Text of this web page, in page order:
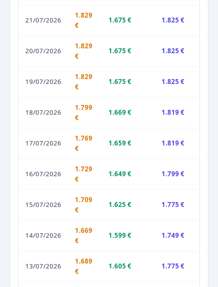
21/07/2026
1.829
€
1.675 € 1.825 €
20/07/2026
1.829
€
1.675 € 1.825 €
19/07/2026
1.829
€
1.675 € 1.825 €
18/07/2026
1.799
€
1.669 € 1.819 €
17/07/2026
1.769
€
1.659 € 1.819 €
16/07/2026
1.729
€
1.649 € 1.799 €
15/07/2026
1.709
€
1.625 € 1.775 €
14/07/2026
1.669
€
1.599 € 1.749 €
13/07/2026
1.689
€
1.605 € 1.775 €